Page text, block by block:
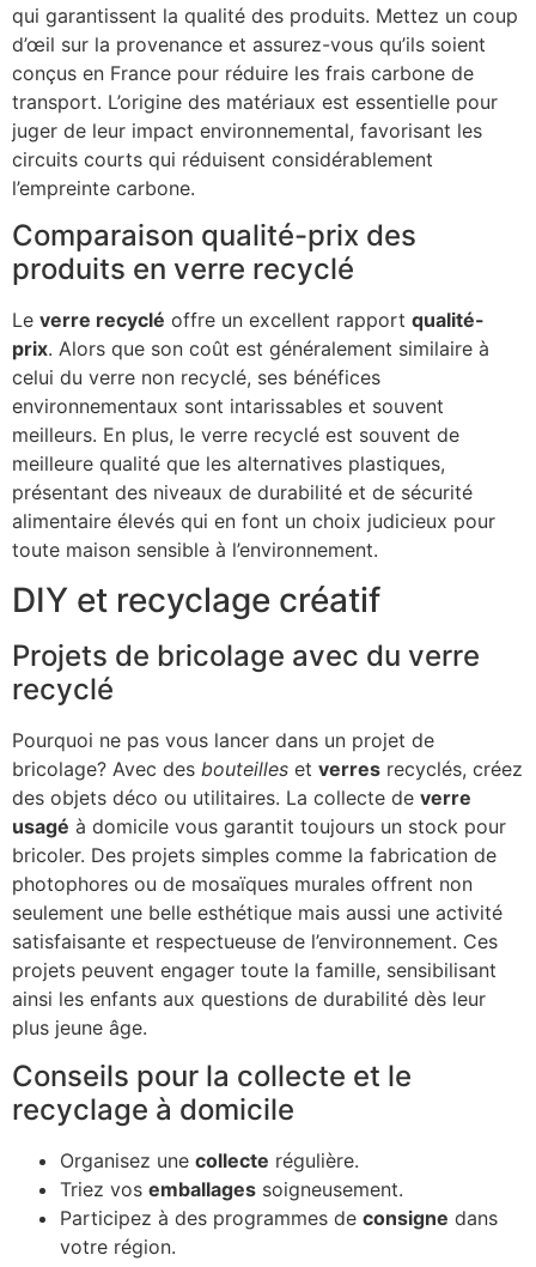
qui garantissent la qualité des produits. Mettez un coup
d’œil sur la provenance et assurez-vous qu’ils soient
conçus en France pour réduire les frais carbone de
transport. L’origine des matériaux est essentielle pour
juger de leur impact environnemental, favorisant les
circuits courts qui réduisent considérablement
l’empreinte carbone.
Comparaison qualité-prix des
produits en verre recyclé
Le verre recyclé offre un excellent rapport qualité-
prix. Alors que son coût est généralement similaire à
celui du verre non recyclé, ses bénéfices
environnementaux sont intarissables et souvent
meilleurs. En plus, le verre recyclé est souvent de
meilleure qualité que les alternatives plastiques,
présentant des niveaux de durabilité et de sécurité
alimentaire élevés qui en font un choix judicieux pour
toute maison sensible à l’environnement.
DIY et recyclage créatif
Projets de bricolage avec du verre
recyclé
Pourquoi ne pas vous lancer dans un projet de
bricolage? Avec des bouteilles et verres recyclés, créez
des objets déco ou utilitaires. La collecte de verre
usagé à domicile vous garantit toujours un stock pour
bricoler. Des projets simples comme la fabrication de
photophores ou de mosaïques murales offrent non
seulement une belle esthétique mais aussi une activité
satisfaisante et respectueuse de l’environnement. Ces
projets peuvent engager toute la famille, sensibilisant
ainsi les enfants aux questions de durabilité dès leur
plus jeune âge.
Conseils pour la collecte et le
recyclage à domicile
Organisez une collecte régulière.
Triez vos emballages soigneusement.
Participez à des programmes de consigne dans
votre région.